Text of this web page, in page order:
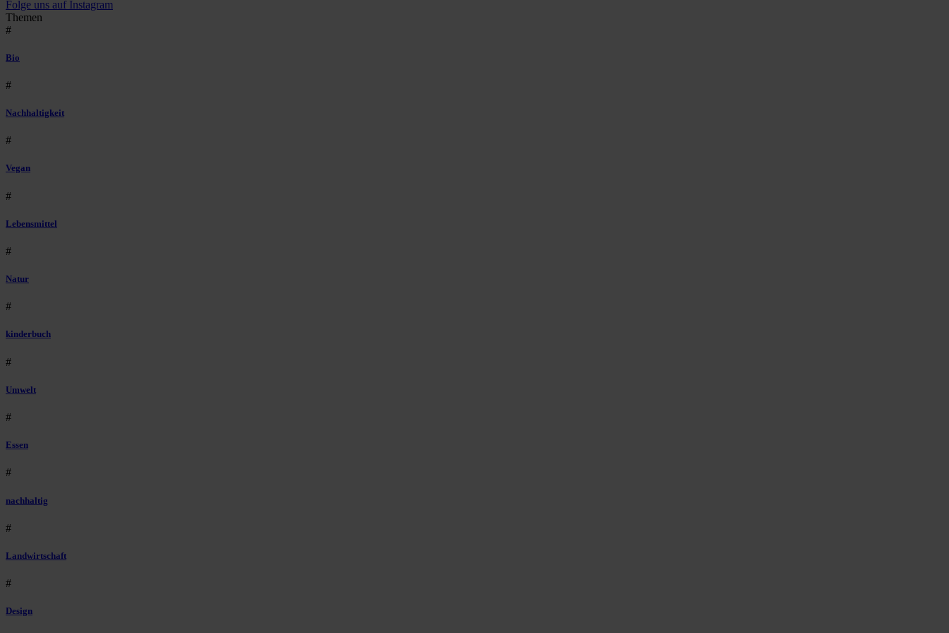
Folge uns auf Instagram
Themen
#
Bio
#
Nachhaltigkeit
#
Vegan
#
Lebensmittel
#
Natur
#
kinderbuch
#
Umwelt
#
Essen
#
nachhaltig
#
Landwirtschaft
#
Design